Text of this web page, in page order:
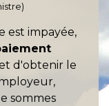
est impayée,
d'obtenir le
sommes